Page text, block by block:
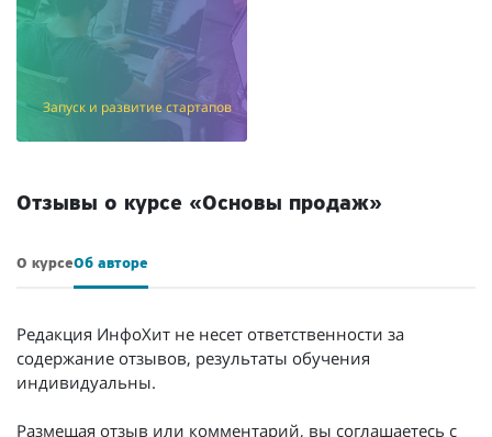
Запуск и развитие стартапов
Отзывы о курсе «Основы продаж»
О курсеОб авторе
Редакция ИнфоХит не несет ответственности за
содержание отзывов, результаты обучения
индивидуальны.
Размещая отзыв или комментарий, вы соглашаетесь с